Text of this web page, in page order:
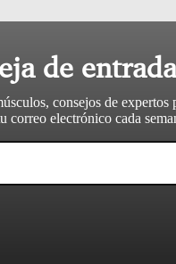
de entrada
consejos de expertos
correo electrónico cada